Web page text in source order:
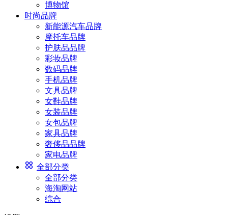
博物馆
时尚品牌
新能源汽车品牌
摩托车品牌
护肤品品牌
彩妆品牌
数码品牌
手机品牌
文具品牌
女鞋品牌
女装品牌
女包品牌
家具品牌
奢侈品品牌
家电品牌
全部分类
全部分类
海淘网站
综合